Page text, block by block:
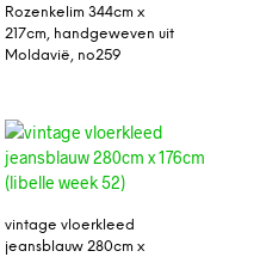
Rozenkelim 344cm x
217cm, handgeweven uit
Moldavië, no259
vintage vloerkleed
jeansblauw 280cm x